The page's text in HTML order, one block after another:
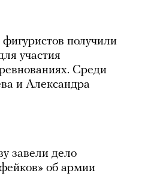
получили
участия
Среди
и Александра
завели дело
об армии